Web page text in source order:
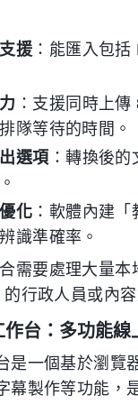
援 ：能匯入包
：支援同時上
隊等待的時間。
選項 ：轉換後
化 ：軟體內建
識準確率。
需要處理大量
行政人員或內容
台：多功能線
是一個基於瀏覽
幕製作等功能，